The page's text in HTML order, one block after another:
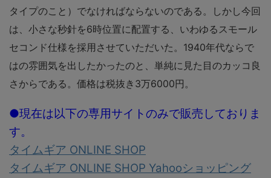
タイプのこと）でなければならないのである。しかし今回
は、小さな秒針を6時位置に配置する、いわゆるスモール
セコンド仕様を採用させていただいた。1940年代ならで
はの雰囲気を出したかったのと、単純に見た目のカッコ良
さからである。価格は税抜き3万6000円。
●現在は以下の専用サイトのみで販売しておりま
す。
タイムギア ONLINE SHOP
タイムギア ONLINE SHOP Yahooショッピング